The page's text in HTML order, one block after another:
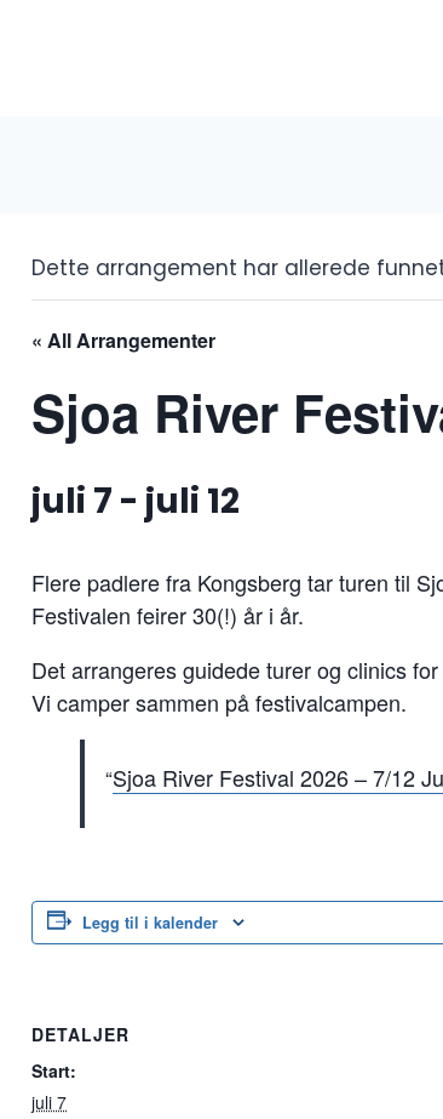
Dette arrangement har allerede
« All Arrangementer
Sjoa River
juli 7 - juli 12
Flere padlere fra Kongsberg tar turen til
Festivalen feirer 30(!) år i år.
Det arrangeres guidede turer og clinics
Vi camper sammen på festivalcampen.
Sjoa River Festival 2026 – 7/12
Legg til i kalender
DETALJER
Start:
juli 7